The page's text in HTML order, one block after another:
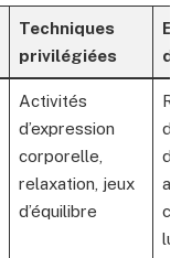
Techniques
privilégiées
Activités
d’expression
corporelle,
relaxation, jeux
d’équilibre